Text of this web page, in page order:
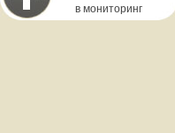
в мониторинг